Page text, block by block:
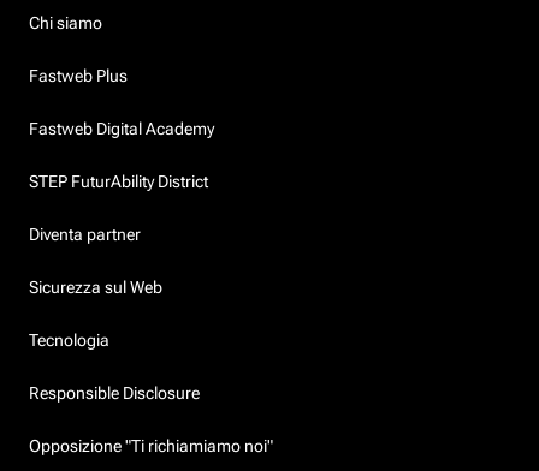
Chi siamo
Fastweb Plus
Fastweb Digital Academy
STEP FuturAbility District
Diventa partner
Sicurezza sul Web
Tecnologia
Responsible Disclosure
Opposizione "Ti richiamiamo noi"